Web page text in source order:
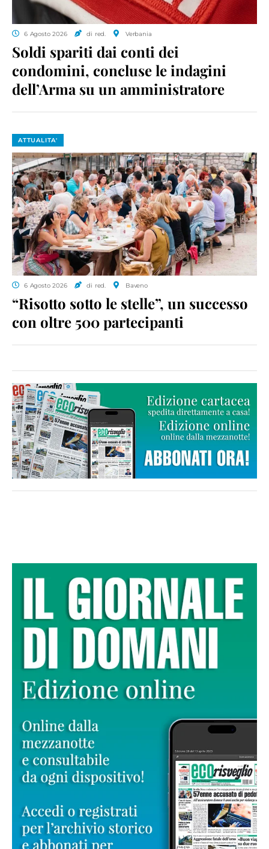
6 Agosto 2026 di red. Verbania
Soldi spariti dai conti dei
condomini, concluse le indagini
dell’Arma su un amministratore
ATTUALITA'
6 Agosto 2026 di red. Baveno
“Risotto sotto le stelle”, un successo
con oltre 500 partecipanti